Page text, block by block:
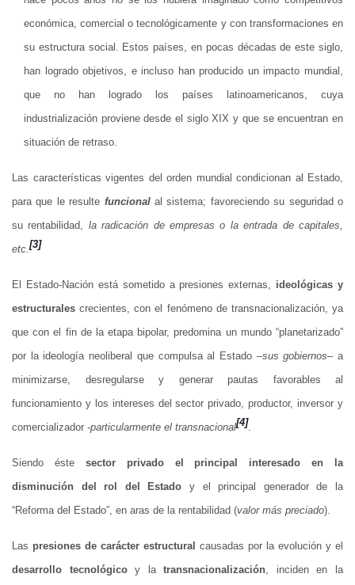
económica, comercial o tecnológicamente y con transformaciones en
su estructura social. Estos países, en pocas décadas de este siglo,
han logrado objetivos, e incluso han producido un impacto mundial,
que no han logrado los países latinoamericanos, cuya
industrialización proviene desde el siglo XIX y que se encuentran en
situación de retraso.
Las características vigentes del orden mundial condicionan al Estado,
para que le resulte funcionalal sistema; favoreciendo su seguridad o
su rentabilidad, la radicación de empresas o la entrada de capitales,
etc.[3]
El Estado-Nación está sometido a presiones externas, ideológicas y
estructuralescrecientes, con el fenómeno de transnacionalización, ya
que con el fin de la etapa bipolar, predomina un mundo “planetarizado”
por la ideología neoliberal que compulsa al Estado –sus gobiernos– a
minimizarse, desregularse y generar pautas favorables al
funcionamiento y los intereses del sector privado, productor, inversor y
comercializador -particularmente el transnacional[4].
Siendo éste sector privado
el principal interesado en la
disminución del rol del Estado y el principal generador de la
“Reforma del Estado”, en aras de la rentabilidad (valor más preciado).
Las presiones de carácter estructural causadas por la evolución y el
desarrollo tecnológicoy latransnacionalización, inciden en la